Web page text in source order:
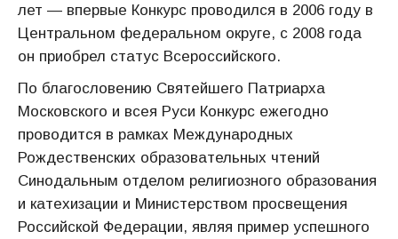
лет — впервые Конкурс проводился в 2006 году в
Центральном федеральном округе, с 2008 года
он приобрел статус Всероссийского.
По благословению Святейшего Патриарха
Московского и всея Руси Конкурс ежегодно
проводится в рамках Международных
Рождественских образовательных чтений
Синодальным отделом религиозного образования
и катехизации и Министерством просвещения
Российской Федерации, являя пример успешного